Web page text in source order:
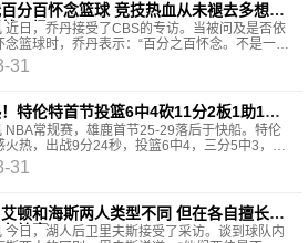
分百怀念篮球 竞技热血从未褪去多想重
一场
近日，乔丹接受了CBS的专访。当被问及是否依
念篮球时，乔丹表示：“百分之百怀念。不是一点
球早已是我生命中举足轻重的一部分。我
31
特伦特首节投篮6中4砍11分2板1助1断
NBA常规赛，雄鹿首节25-29落后于快船。特伦
火热，出战9分24秒，投篮6中4，三分5中3，砍
1助攻1抢断。
31
顿和海斯两人类型不同 但在各自擅长的
效率
今日，湖人后卫里夫斯接受了采访。谈到球队内